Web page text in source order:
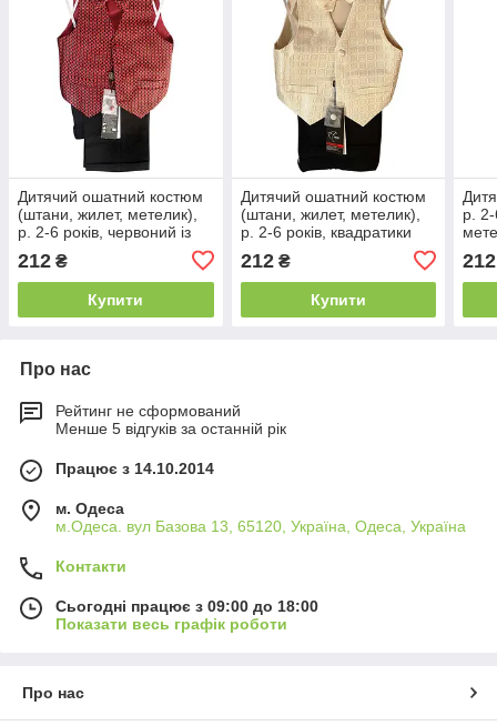
Дитячий ошатний костюм
(штани, жилет, метелик),
р. 2-6 років, червоний із
212 ₴
Купити
Дитячий ошатний костюм
(штани, жилет, метелик),
р. 2-6 років, квадратики
212₴
Купити
р.
212
Про нас
Рейтинг не сформований
Менше 5 відгуків за останній рік
Працює з 14.10.2014
м. Одеса
м.Одеса. вул Базова 13, 65120, Україна, Одеса, Україна
Контакти
Сьогодні працює з 09:00 до 18:00
Показати весь графік роботи
Про нас